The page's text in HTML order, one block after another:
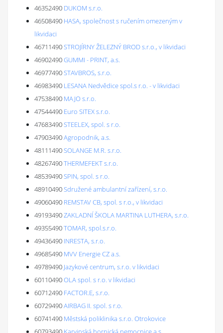
46352490 DUKOM s.r.o.
46508490 HASA, společnost s ručením omezeným v
likvidaci
46711490STROJÍRNY ŽELEZNÝ BROD s.r.o., v likvidaci
46902490GUMMI - PRINT, a.s.
46977490STAVBROS, s.r.o.
46983490 LESANA Nedvědice spol.s r.o. - v likvidaci
47538490 MAJO s.r.o.
47544490 Euro SITEX s.r.o.
47683490STEELEX, spol. s r.o.
47903490Agropodnik, a.s.
48111490SOLANGE M.R. s.r.o.
48267490THERMEFEKT s.r.o.
48539490SPIN, spol. s r.o.
48910490Sdružené ambulantní zařízení, s.r.o.
49060490 REMSTAV CB, spol. s r.o., v likvidaci
49193490ZAKLADNÍ ŠKOLA MARTINA LUTHERA, s.r.o.
49355490TOMAR, spol.s.r.o.
49436490 INRESTA, s.r.o.
49685490 MVV Energie CZ a.s.
49789490 Jazykové centrum, s.r.o. v likvidaci
60110490OLA spol. s r.o. v likvidaci
60712490 FACTOR.E, s.r.o.
60729490AIRBAG II. spol. s r.o.
60741490 Městská poliklinika s.r.o. Otrokovice